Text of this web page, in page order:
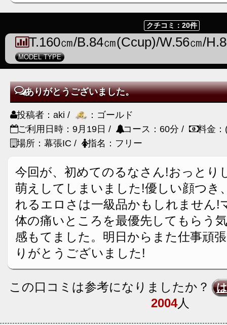
クチコミ：20件
T.160㎝/B.84㎝(Ccup)/W.56㎝/
MODEL TYPE
ありがとうございました。
投稿者：aki /
：ゴールド
ご利用日時：9月19日 /
コース：60分 /
料金
場所：幕張IC /
指名：フリー
今回が、初めてのるなさん!おっとり
萌えしてしまいました!優しい顔つき
れるエロさは一級品かもしれません!
体の痛いところを最優先してもらう
感もてました。明日からまた仕事頑
りがとうございました!
この口コミは参考になりましたか？
2004人